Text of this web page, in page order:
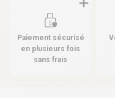
Paiement sécurisé
en plusieurs fois
sans frais